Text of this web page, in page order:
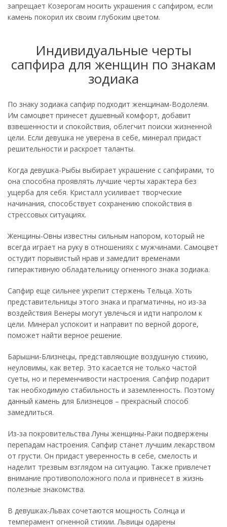
запрещает Козерогам носить украшения с сапфиром, если
камень покорил их своим глубоким цветом.
Индивидуальные черты
сапфира для женщин по знакам
зодиака
По знаку зодиака сапфир подходит женщинам-Водолеям.
Им самоцвет принесет душевный комфорт, добавит
взвешенности и спокойствия, облегчит поиски жизненной
цели. Если девушка не уверена в себе, минерал придаст
решительности и раскроет таланты.
Когда девушка-Рыбы выбирает украшение с сапфирами, то
она способна проявлять лучшие черты характера без
ущерба для себя. Кристалл усиливает творческие
начинания, способствует сохранению спокойствия в
стрессовых ситуациях.
Женщины-Овны известны сильным напором, который не
всегда играет на руку в отношениях с мужчинами. Самоцвет
остудит порывистый нрав и замедлит временами
гиперактивную обладательницу огненного знака зодиака.
Сапфир еще сильнее укрепит стержень Тельца. Хоть
представительницы этого знака и прагматичны, но из-за
воздействия Венеры могут увлечься и идти напролом к
цели. Минерал успокоит и направит по верной дороге,
поможет найти верное решение.
Барышни-Близнецы, представляющие воздушную стихию,
неуловимы, как ветер. Это касается не только частой
суеты, но и переменчивости настроения. Сапфир подарит
так необходимую стабильность и заземленность. Поэтому
данный камень для Близнецов – прекрасный способ
замедлиться.
Из-за покровительства Луны женщины-Раки подвержены
перепадам настроения. Сапфир станет лучшим лекарством
от грусти. Он придаст уверенность в себе, смелость и
наделит трезвым взглядом на ситуацию. Также привлечет
внимание противоположного пола и привнесет в жизнь
полезные знакомства.
В девушках-Львах сочетаются мощность Солнца и
темперамент огненной стихии. Львицы одарены